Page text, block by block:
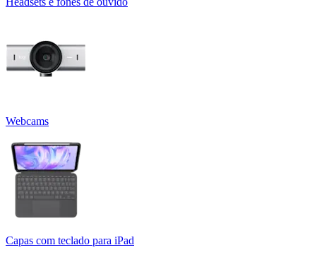
Webcams
Capas com teclado para iPad